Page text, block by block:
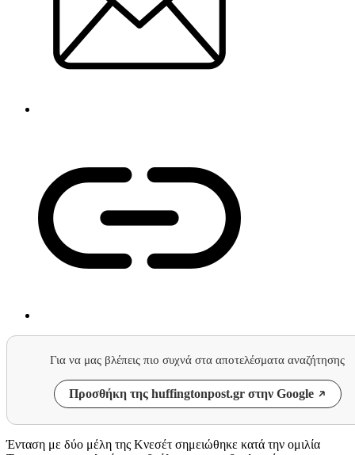
Για να μας βλέπεις πιο συχνά στα αποτελέσματα αναζήτησης
Προσθήκη της huffingtonpost.gr στην Google
Ένταση με δύο μέλη της Κνεσέτ σημειώθηκε κατά την ομιλία